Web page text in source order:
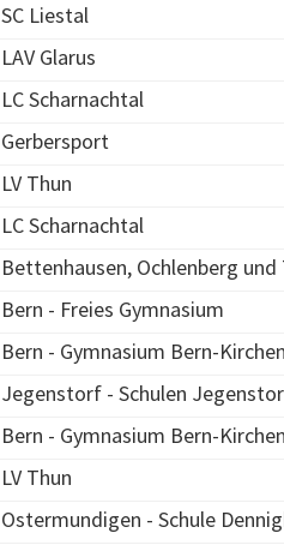
SC Liestal
LAV Glarus
LC Scharnachtal
Gerbersport
LV Thun
LC Scharnachtal
Bettenhausen, Ochlenberg
Bern - Freies Gymnasium
Bern - Gymnasium Bern-
Jegenstorf - Schulen
Bern - Gymnasium Bern-
LV Thun
Ostermundigen - Schule